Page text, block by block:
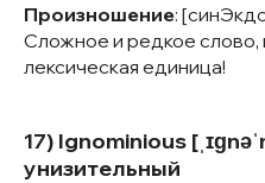
Произношение:
Сложное и редкое слово,
лексическая единица!
17) Ignominious
унизительный